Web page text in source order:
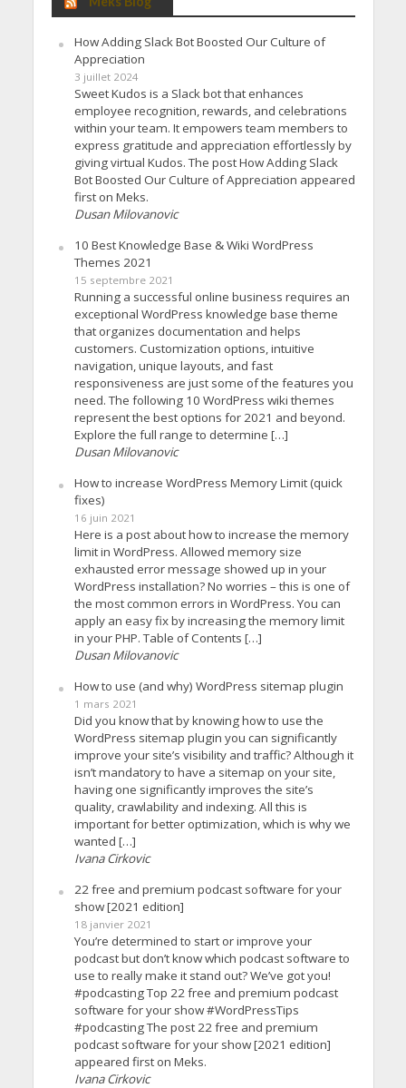
How Adding Slack Bot Boosted Our Culture of
Appreciation
3 juillet 2024
Sweet Kudos is a Slack bot that enhances
employee recognition, rewards, and celebrations
within your team. It empowers team members to
express gratitude and appreciation effortlessly by
giving virtual Kudos. The post How Adding Slack
Bot Boosted Our Culture of Appreciation appeared
first on Meks.
Dusan Milovanovic
10 Best Knowledge Base & Wiki WordPress
Themes 2021
15 septembre 2021
Running a successful online business requires an
exceptional WordPress knowledge base theme
that organizes documentation and helps
customers. Customization options, intuitive
navigation, unique layouts, and fast
responsiveness are just some of the features you
need. The following 10 WordPress wiki themes
represent the best options for 2021 and beyond.
Explore the full range to determine […]
Dusan Milovanovic
How to increase WordPress Memory Limit (quick
fixes)
16 juin 2021
Here is a post about how to increase the memory
limit in WordPress. Allowed memory size
exhausted error message showed up in your
WordPress installation? No worries – this is one of
the most common errors in WordPress. You can
apply an easy fix by increasing the memory limit
in your PHP. Table of Contents […]
Dusan Milovanovic
How to use (and why) WordPress sitemap plugin
1 mars 2021
Did you know that by knowing how to use the
WordPress sitemap plugin you can significantly
improve your site’s visibility and traffic? Although it
isn’t mandatory to have a sitemap on your site,
having one significantly improves the site’s
quality, crawlability and indexing. All this is
important for better optimization, which is why we
wanted […]
Ivana Cirkovic
22 free and premium podcast software for your
show [2021 edition]
18 janvier 2021
You’re determined to start or improve your
podcast but don’t know which podcast software to
use to really make it stand out? We’ve got you!
#podcasting Top 22 free and premium podcast
software for your show #WordPressTips
#podcasting The post 22 free and premium
podcast software for your show [2021 edition]
appeared first on Meks.
Ivana Cirkovic